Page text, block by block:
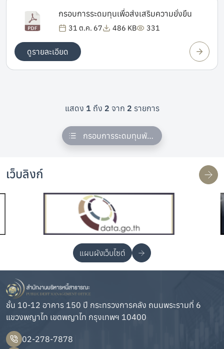
กรอบการระดมทุนเพื่อส่งเสริมความยั่งยืน
31 ต.ค. 67 486 KB 331
ดูรายละเอียด
แสดง 1 ถึง 2 จาก 2 รายการ
กรอบการระดมทุนพันธบัตรส่งเสริมความยั่
เว็บลิงก์
แผนผังเว็บไซต์
ชั้น 10-12 อาคาร 150 ปี กระทรวงการคลัง ถนนพระรามที่ 6
แขวงพญาไท เขตพญาไท กรุงเทพฯ 10400
02-278-7878